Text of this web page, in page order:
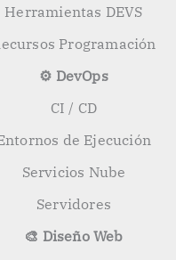
Herramientas DEVS
Programación
⚙️ DevOps
CI / CD
de Ejecución
Servicios Nube
Servidores
🎨 Diseño Web